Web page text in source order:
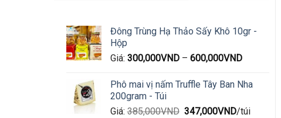
Đông Trùng Hạ Thảo Sấy Khô 10gr -
Hộp
Giá: 300,000VND– 600,000VND
Phô mai vị nấm Truffle Tây Ban Nha
200gram - Túi
Giá: 385,000VND Giá
347,000VNDGiá
/túi